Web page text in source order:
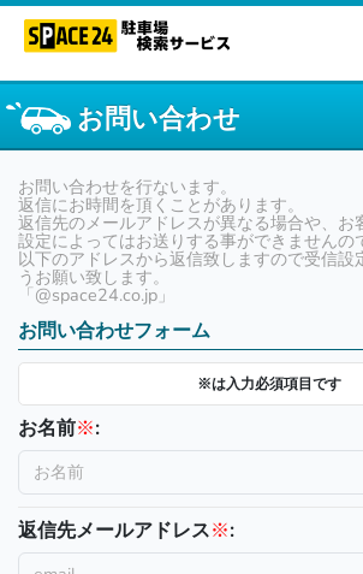
お問い合わせ
お問い合わせを行ないます。
返信にお時間を頂くことがあります。
返信先のメールアドレスが異なる場合や、お
設定によってはお送りする事ができませんの
以下のアドレスから返信致しますので受信設
うお願い致します。
「@space24.co.jp」
お問い合わせフォーム
※は入力必須項目です
お名前※:
返信先メールアドレス※: